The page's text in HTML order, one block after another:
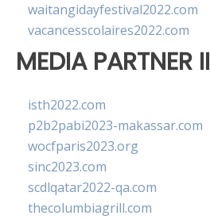
waitangidayfestival2022.com
vacancesscolaires2022.com
MEDIA PARTNER II
isth2022.com
p2b2pabi2023-makassar.com
wocfparis2023.org
sinc2023.com
scdlqatar2022-qa.com
thecolumbiagrill.com